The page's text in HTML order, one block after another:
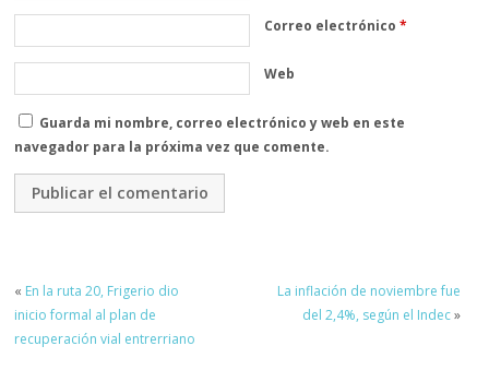
Correo electrónico*
Web
Guarda mi nombre, correo electrónico y web en este
navegador para la próxima vez que comente.
« En la ruta 20, Frigerio dio
inicio formal al plan de
recuperación vial entrerriano
La inflación de noviembre fue
del 2,4%, según el Indec»